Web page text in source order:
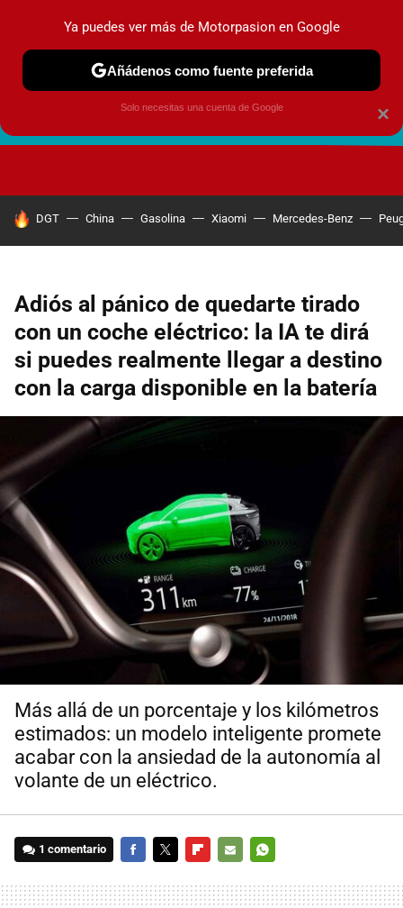
HOY SE HABLA DE
DGT China Gasolina Xiaomi Mercedes-Benz
Adiós al pánico de quedarte tirado
con un coche eléctrico: la IA te dirá
si puedes realmente llegar a destino
con la carga disponible en la batería
Más allá de un porcentaje y los kilómetros
estimados: un modelo inteligente promete
acabar con la ansiedad de la autonomía al
volante de un eléctrico.
1 comentario
MAIL
×
Ya puedes ver más de Motorpasion en Google
Añádenos como fuente preferida
Solo necesitas una cuenta de Google